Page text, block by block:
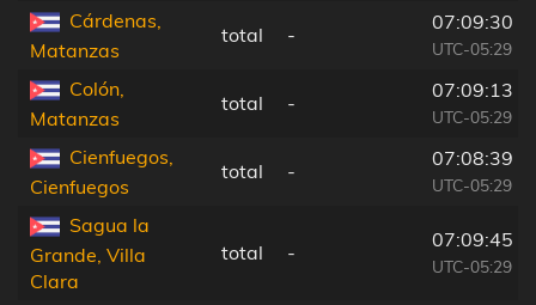
Cárdenas,
Matanzas
total -
07:09:30
UTC-05:29
Colón,
Matanzas
total -
07:09:13
UTC-05:29
Cienfuegos,
Cienfuegos
total -
07:08:39
UTC-05:29
Sagua la
Grande, Villa
Clara
total -
07:09:45
UTC-05:29